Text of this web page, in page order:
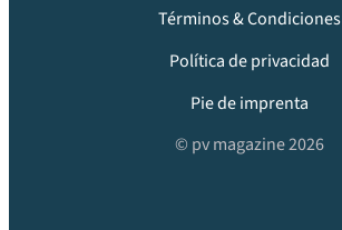
Términos & Condiciones
Política de privacidad
Pie de imprenta
© pv magazine 2026